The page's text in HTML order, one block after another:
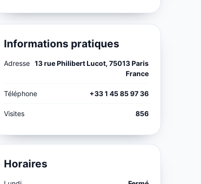
Informations pratiques
Adresse 13 rue Philibert Lucot, 75013 Paris
France
Téléphone +33 1 45 85 97 36
Visites 856
Horaires